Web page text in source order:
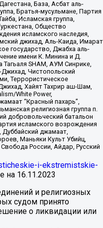
База, Асбат аль-
Братья-мусульмане, Партия
Исламская группа,
Общество
исламского наследия,
джихад, Аль-Каида, Имарат
государство, Джабха аль-
имени К. Минина и Д.
SHAM, АУМ Синрике,
Чистопольский
Террористическое
Хайят Тахрир аш-Шам,
White Power,
“Красный пахарь”,
религиозная группа п.
добровольческий батальон
исламского возрождения
джамаат,
Маньяки Культ Убийц,
России, Айдар, Русский
i-ekstremistskie-
на 16.11.2023
и религиозных
судом принято
о ликвидации или